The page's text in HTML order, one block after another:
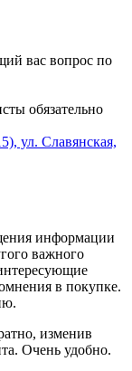
вас вопрос по
обязательно
ул. Славянская,
информации
важного
в покупке.
изменив
Очень удобно.